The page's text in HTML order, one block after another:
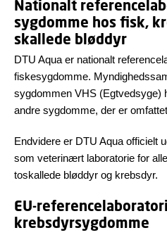
Nationalt
sygdomme hos fisk,
skallede bløddyr
DTU Aqua er nationalt
fiskesygdomme.
sygdommen VHS (Egtvedsyge)
andre sygdomme, der er
Endvidere er DTU Aqua officielt
som veterinært laboratorie for
toskallede bløddyr og krebsdyr.
EU-
krebsdyrsygdomme